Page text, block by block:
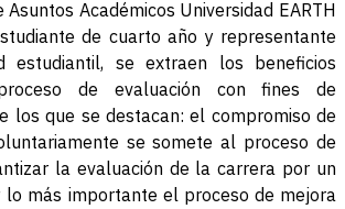
Académicos Universidad EARTH
de cuarto año y representante
estudiantil, se extraen los beneficios
de evaluación con fines de
los que se destacan: el compromiso de
se somete al proceso de
la evaluación de la carrera por un
lo más importante el proceso de mejora